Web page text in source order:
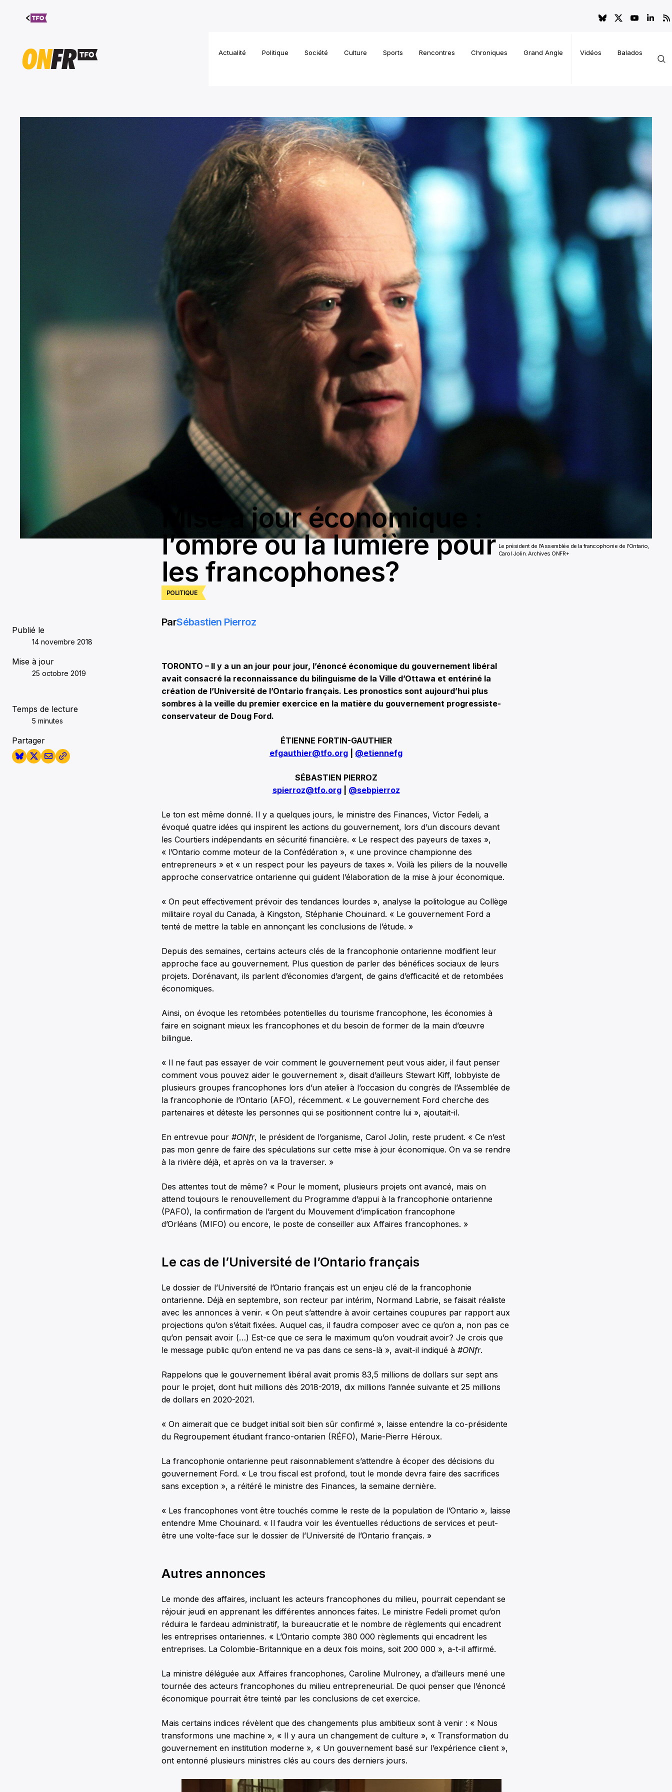
Aller au
contenu
Actualité Politique Société Culture Sports Rencontres Chroniques Grand Angle Vidéos Balados
Le président de l'Assemblée de la francophonie de l'Ontario,
Carol Jolin. Archives ONFR+
POLITIQUE
Mise à jour économique :
l’ombre ou la lumière pour
les francophones?
Publié le
14 novembre 2018
Mise à jour
25 octobre 2019
Temps de lecture
5 minutes
Partager
ParSébastien Pierroz
TORONTO – Il y a un an jour pour jour, l’énoncé économique du gouvernement libéral
avait consacré la reconnaissance du bilinguisme de la Ville d’Ottawa et entériné la
création de l’Université de l’Ontario français. Les pronostics sont aujourd’hui plus
sombres à la veille du premier exercice en la matière du gouvernement progressiste-
conservateur de Doug Ford.
ÉTIENNE FORTIN-GAUTHIER
efgauthier@tfo.org
@etiennefg
SÉBASTIEN PIERROZ
spierroz@tfo.org| @sebpierroz
Le ton est même donné. Il y a quelques jours, le ministre des Finances, Victor Fedeli, a
évoqué quatre idées qui inspirent les actions du gouvernement, lors d’un discours devant
les Courtiers indépendants en sécurité financière. « Le respect des payeurs de taxes »,
« l’Ontario comme moteur de la Confédération », « une province championne des
entrepreneurs » et « un respect pour les payeurs de taxes ». Voilà les piliers de la nouvelle
approche conservatrice ontarienne qui guident l’élaboration de la mise à jour économique.
« On peut effectivement prévoir des tendances lourdes », analyse la politologue au Collège
militaire royal du Canada, à Kingston, Stéphanie Chouinard. « Le gouvernement Ford a
tenté de mettre la table en annonçant les conclusions de l’étude. »
Depuis des semaines, certains acteurs clés de la francophonie ontarienne modifient leur
approche face au gouvernement. Plus question de parler des bénéfices sociaux de leurs
projets. Dorénavant, ils parlent d’économies d’argent, de gains d’efficacité et de retombées
économiques.
Ainsi, on évoque les retombées potentielles du tourisme francophone, les économies à
faire en soignant mieux les francophones et du besoin de former de la main d’œuvre
bilingue.
« Il ne faut pas essayer de voir comment le gouvernement peut vous aider, il faut penser
comment vous pouvez aider le gouvernement », disait d’ailleurs Stewart Kiff, lobbyiste de
plusieurs groupes francophones lors d’un atelier à l’occasion du congrès de l’Assemblée de
la francophonie de l’Ontario (AFO), récemment. « Le gouvernement Ford cherche des
partenaires et déteste les personnes qui se positionnent contre lui », ajoutait-il.
En entrevue pour #ONfr, le président de l’organisme, Carol Jolin, reste prudent. « Ce n’est
pas mon genre de faire des spéculations sur cette mise à jour économique. On va se rendre
à la rivière déjà, et après on va la traverser. »
Des attentes tout de même? « Pour le moment, plusieurs projets ont avancé, mais on
attend toujours le renouvellement du Programme d’appui à la francophonie ontarienne
(PAFO), la confirmation de l’argent du Mouvement d’implication francophone
d’Orléans (MIFO) ou encore, le poste de conseiller aux Affaires francophones. »
Le cas de l’Université de l’Ontario français
Le dossier de l’Université de l’Ontario français est un enjeu clé de la francophonie
ontarienne. Déjà en septembre, son recteur par intérim, Normand Labrie, se faisait réaliste
avec les annonces à venir. « On peut s’attendre à avoir certaines coupures par rapport aux
projections qu’on s’était fixées. Auquel cas, il faudra composer avec ce qu’on a, non pas ce
qu’on pensait avoir (…) Est-ce que ce sera le maximum qu’on voudrait avoir? Je crois que
le message public qu’on entend ne va pas dans ce sens-là », avait-il indiqué à #ONfr.
Rappelons que le gouvernement libéral avait promis 83,5 millions de dollars sur sept ans
pour le projet, dont huit millions dès 2018-2019, dix millions l’année suivante et 25 millions
de dollars en 2020-2021.
« On aimerait que ce budget initial soit bien sûr confirmé », laisse entendre la co-présidente
du Regroupement étudiant franco-ontarien (RÉFO), Marie-Pierre Héroux.
La francophonie ontarienne peut raisonnablement s’attendre à écoper des décisions du
gouvernement Ford. « Le trou fiscal est profond, tout le monde devra faire des sacrifices
sans exception », a réitéré le ministre des Finances, la semaine dernière.
« Les francophones vont être touchés comme le reste de la population de l’Ontario », laisse
entendre Mme Chouinard. « Il faudra voir les éventuelles réductions de services et peut-
être une volte-face sur le dossier de l’Université de l’Ontario français. »
Autres annonces
Le monde des affaires, incluant les acteurs francophones du milieu, pourrait cependant se
réjouir jeudi en apprenant les différentes annonces faites. Le ministre Fedeli promet qu’on
réduira le fardeau administratif, la bureaucratie et le nombre de règlements qui encadrent
les entreprises ontariennes. « L’Ontario compte 380 000 règlements qui encadrent les
entreprises. La Colombie-Britannique en a deux fois moins, soit 200 000 », a-t-il affirmé.
La ministre déléguée aux Affaires francophones, Caroline Mulroney, a d’ailleurs mené une
tournée des acteurs francophones du milieu entrepreneurial. De quoi penser que l’énoncé
économique pourrait être teinté par les conclusions de cet exercice.
Mais certains indices révèlent que des changements plus ambitieux sont à venir : « Nous
transformons une machine », « Il y aura un changement de culture », « Transformation du
gouvernement en institution moderne », « Un gouvernement basé sur l’expérience client »,
ont entonné plusieurs ministres clés au cours des derniers jours.